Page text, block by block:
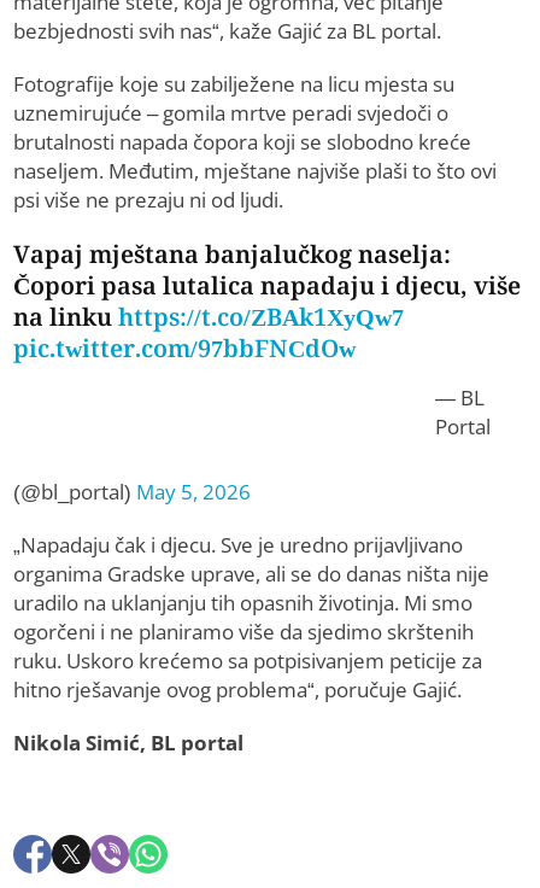
bezbjednosti svih nas“, kaže Gajić za BL portal.
Fotografije koje su zabilježene na licu mjesta su
uznemirujuće – gomila mrtve peradi svjedoči o
brutalnosti napada čopora koji se slobodno kreće
naseljem. Međutim, mještane najviše plaši to što ovi
psi više ne prezaju ni od ljudi.
Vapaj mještana banjalučkog naselja:
Čopori pasa lutalica napadaju i djecu, više
na linkuhttps://t.co/ZBAk1XyQw7
pic.twitter.com/97bbFNCdOw
— BL
Portal
(@bl_portal) May 5, 2026
„Napadaju čak i djecu. Sve je uredno prijavljivano
organima Gradske uprave, ali se do danas ništa nije
uradilo na uklanjanju tih opasnih životinja. Mi smo
ogorčeni i ne planiramo više da sjedimo skrštenih
ruku. Uskoro krećemo sa potpisivanjem peticije za
hitno rješavanje ovog problema“, poručuje Gajić.
Nikola Simić, BL portal